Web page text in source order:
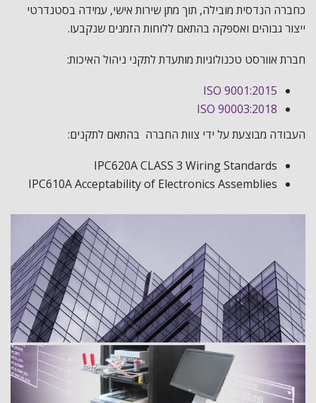
כחברה הנדסית מובילה, תוך מתן שירות אישי, עמידה בסטנדרטי
ייצור גבוהים ואספקה בהתאם ללוחות הזמנים שנקבעו.
חברת אוורסט טכנולוגיות מותעדת לתקני ניהול האיכות:
ISO 9001:2015
ISO 90003:2018
העבודה מבוצעת על ידי צוות החברה בהתאם לתקנים:
IPC620A CLASS 3 Wiring Standards
IPC610A Acceptability of Electronics Assemblies